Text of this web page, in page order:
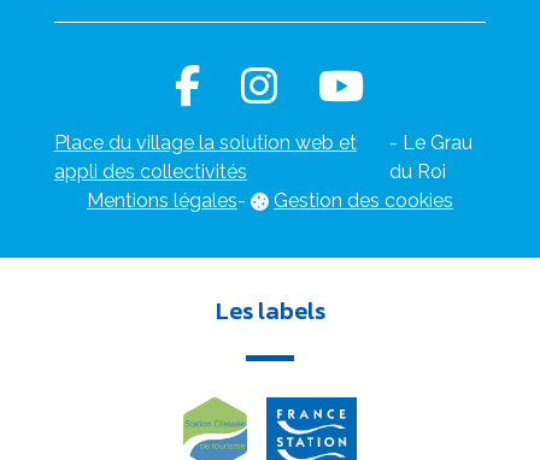
Place du village la solution web et
appli des collectivités
- Le Grau
du Roi
Mentions légales- Gestion des cookies
Les labels